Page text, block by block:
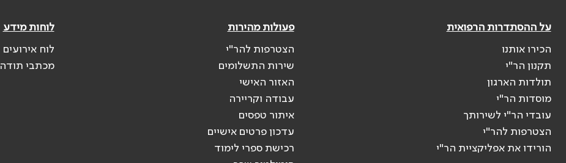
על ההסתדרות הרפואית
הכירו אותנו
תקנון הר"י
תולדות הארגון
מוסדות הר"י
עובדי הר"י לשירותך
הצטרפות להר"י
הורידו את אפליקציית הר"י
פעולות מהירות
הצטרפות להר"י
שירות התשלומים
האזור האישי
עבודה וקריירה
איתור טפסים
עדכון פרטים אישיים
רכישת ספרי לימוד
לוחות מידע
לוח אירועים
מכתבי תודה